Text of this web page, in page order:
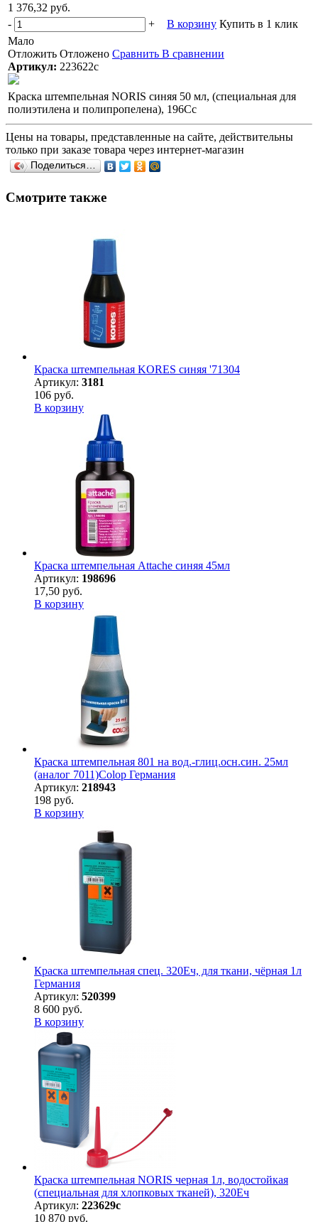
1 376,32 руб.
-
+ В корзину Купить в 1 клик
Мало
Отложить Отложено Сравнить В сравнении
Артикул: 223622с
Краска штемпельная NORIS синяя 50 мл, (специальная для
полиэтилена и полипропелена), 196Сс
Цены на товары, представленные на сайте, действительны
только при заказе товара через интернет-магазин
Поделиться…
Смотрите также
Краска штемпельная KORES синяя '71304
Артикул: 3181
106 руб.
В корзину
Краска штемпельная Attache синяя 45мл
Артикул: 198696
17,50 руб.
В корзину
Краска штемпельная 801 на вод.-глиц.осн.син. 25мл
(аналог 7011)Colop Германия
Артикул: 218943
198 руб.
В корзину
Краска штемпельная спец. 320Еч, для ткани, чёрная 1л
Германия
Артикул: 520399
8 600 руб.
В корзину
Краска штемпельная NORIS черная 1л, водостойкая
(специальная для хлопковых тканей), 320Eч
Артикул: 223629с
10 870 руб.